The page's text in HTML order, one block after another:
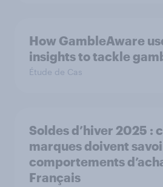
How GambleAware
insights to tackle
Étude de Cas
Soldes d’hiver 2025 :
marques doivent
comportements
Français